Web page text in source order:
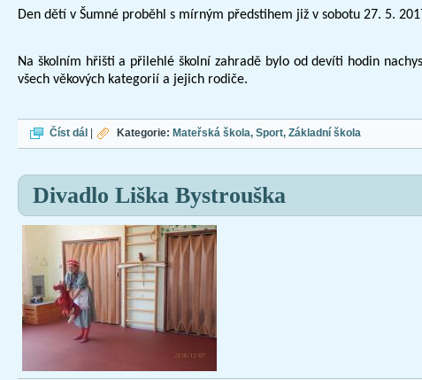
Den dětí v Šumné proběhl s mírným předstihem již v sobotu 27. 5.
Na školním hřišti a přilehlé školní zahradě bylo od devíti hodin
všech věkových kategorií a jejich rodiče.
Číst dál Den dětíKategorie: Mateřská škola Sport Základní škola
Divadlo Liška Bystrouška